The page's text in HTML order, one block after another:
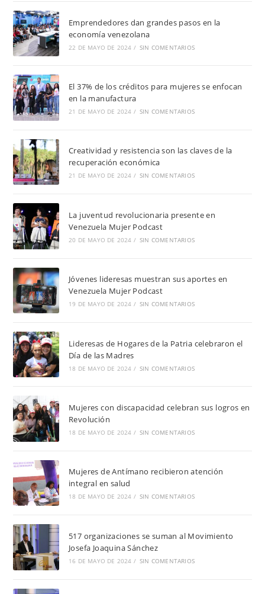
Emprendedores dan grandes pasos en la
economía venezolana
22 DE MAYO DE 2024 / SIN COMENTARIOS
El 37% de los créditos para mujeres se enfocan
en la manufactura
21 DE MAYO DE 2024 / SIN COMENTARIOS
Creatividad y resistencia son las claves de la
recuperación económica
21 DE MAYO DE 2024 / SIN COMENTARIOS
La juventud revolucionaria presente en
Venezuela Mujer Podcast
20 DE MAYO DE 2024 / SIN COMENTARIOS
Jóvenes lideresas muestran sus aportes en
Venezuela Mujer Podcast
19 DE MAYO DE 2024 / SIN COMENTARIOS
Lideresas de Hogares de la Patria celebraron el
Día de las Madres
18 DE MAYO DE 2024 / SIN COMENTARIOS
Mujeres con discapacidad celebran sus logros en
Revolución
18 DE MAYO DE 2024 / SIN COMENTARIOS
Mujeres de Antímano recibieron atención
integral en salud
18 DE MAYO DE 2024 / SIN COMENTARIOS
517 organizaciones se suman al Movimiento
Josefa Joaquina Sánchez
16 DE MAYO DE 2024 / SIN COMENTARIOS